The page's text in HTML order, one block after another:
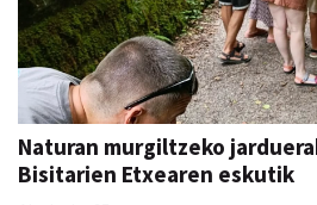
Naturan murgiltzeko
Bisitarien Etxearen eskutik